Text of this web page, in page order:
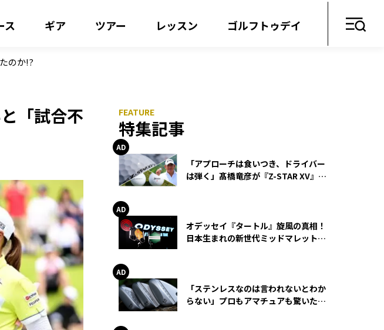
ス ギア ツアー レッスン ゴルフトゥデイ
のか!?
「試合不
特集記事
「アプローチは食いつき、ドライバー
は弾く」髙橋竜彦が『Z-STAR XV』を
オデッセイ『タートル』旋風の真相！
日本生まれの新世代ミッドマレットが
「ステンレスなのは言われないとわか
らない」プロもアマチュアも驚いた